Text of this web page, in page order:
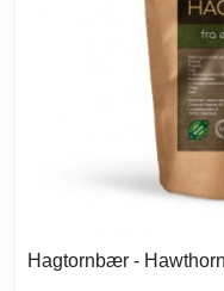
Hagtornbær -